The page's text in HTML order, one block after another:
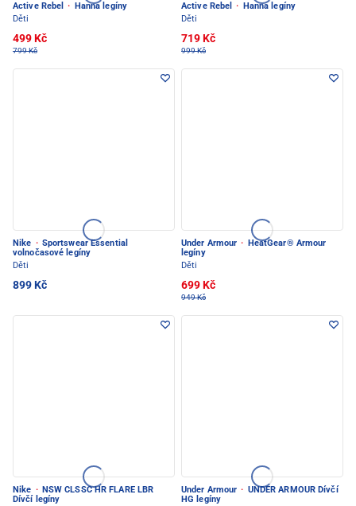
Active Rebel ·
Hanna legíny
Děti
499 Kč
799 Kč
Active Rebel ·
Hanna legíny
Děti
719 Kč
999 Kč
Nike · Sportswear Essential
volnočasové legíny
Děti
899 Kč
Under Armour ·
HeatGear® Armour
legíny
Děti
699 Kč
949 Kč
Nike · NSW CLSSC HR FLARE LBR
Dívčí legíny
Under Armour · UNDER ARMOUR Dívčí
HG legíny